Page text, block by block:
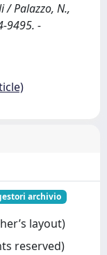
/ Palazzo, N.,
9495. -
archivio
layout)
reserved)